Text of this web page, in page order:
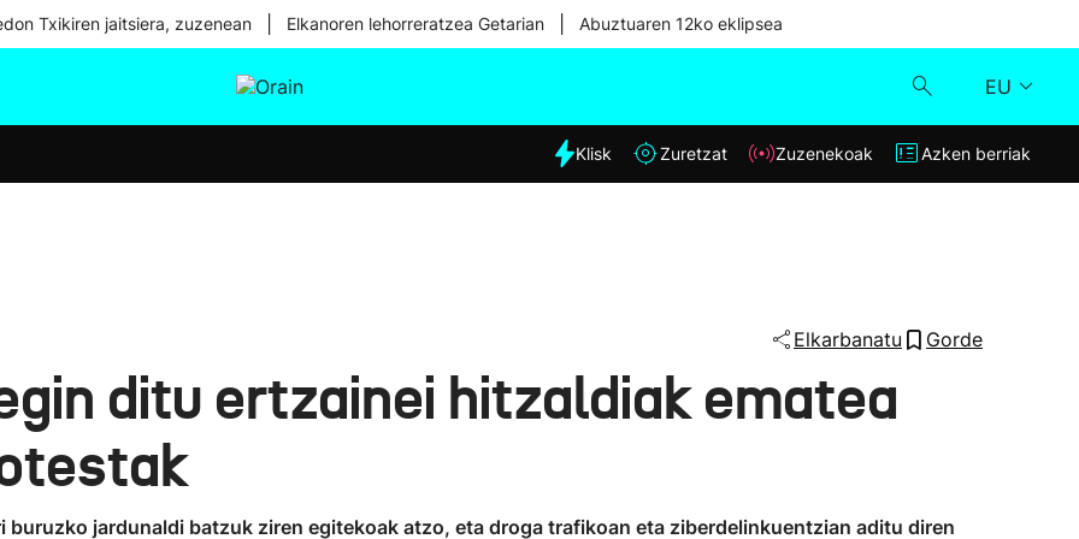
Txikiren jaitsiera, zuzenean Elkanoren lehorreratzea Getarian Abuztuaren 12ko eklipsea
EU
Eguraldia
Klisk
Klisk Zuretzat Zuzenekoak Azken berriak
Elkarbanatu Gorde
ditu ertzainei hitzaldiak ematea
buruzko jardunaldi batzuk ziren egitekoak atzo, eta droga trafikoan eta ziberdelinkuentzian aditu diren